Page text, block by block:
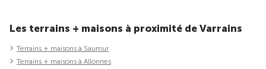
Les terrains + maisons à proximité de Varrains
Terrains + maisons à Saumur
Terrains + maisons à Allonnes